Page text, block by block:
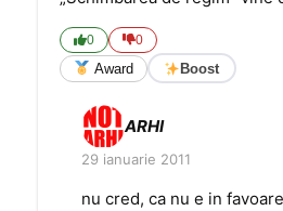
0 0
Award Boost
ARHI
29 ianuarie 2011
nu cred, ca nu e in